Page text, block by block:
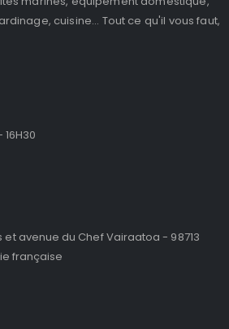
cuisine... Tout ce qu'il vous faut,
avenue du Chef Vairaatoa - 98713
française